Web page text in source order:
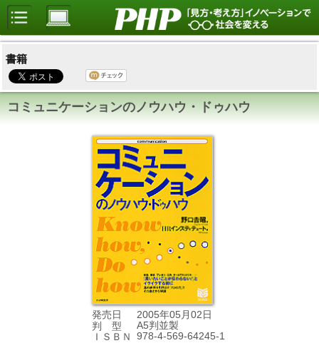
書籍
コミュニケーションのノウハウ・ドゥハウ
発売日
2005年05月02日
判 型
A5判並製
ＩＳＢＮ
978-4-569-64245-1